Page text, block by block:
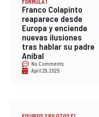
FÓRMULA 1
Franco Colapinto
reaparece desde
Europa y enciende
nuevas ilusiones
tras hablar su padre
Aníbal
No Comments
April 29, 2025